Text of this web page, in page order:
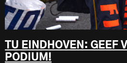
TU EINDHOVEN: GEEF
PODIUM!